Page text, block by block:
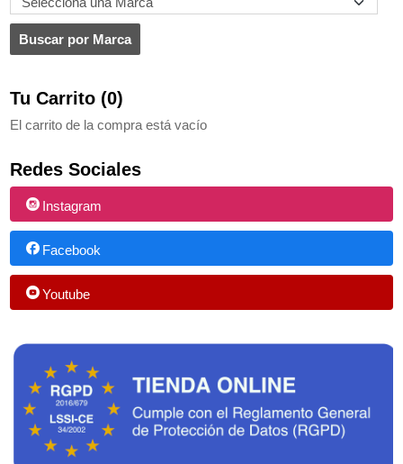
Tu Carrito (0)
El carrito de la compra está vacío
Redes Sociales
Instagram
Facebook
Youtube